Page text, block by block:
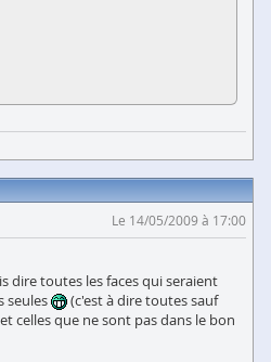
Le 14/05/2009 à 17:00
dire toutes les faces qui seraient
seules
(c'est à dire toutes sauf
celles que ne sont pas dans le bon